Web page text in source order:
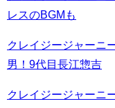
レスのBGMも
クレイジージャーニ
男！9代目長江惣吉
クレイジージャーニ